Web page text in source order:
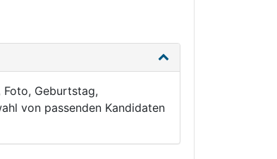
Foto, Geburtstag,
von passenden Kandidaten